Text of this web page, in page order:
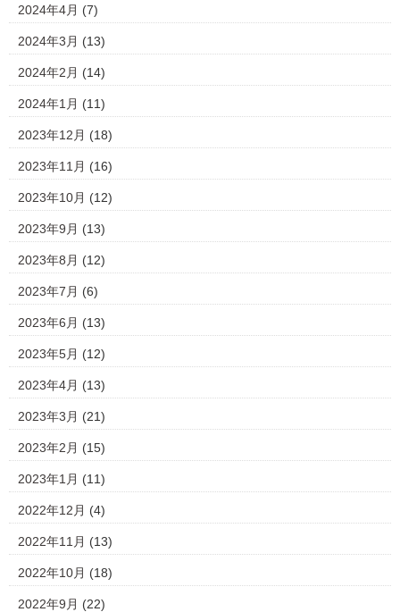
2024年4月 (7)
2024年3月 (13)
2024年2月 (14)
2024年1月 (11)
2023年12月 (18)
2023年11月 (16)
2023年10月 (12)
2023年9月 (13)
2023年8月 (12)
2023年7月 (6)
2023年6月 (13)
2023年5月 (12)
2023年4月 (13)
2023年3月 (21)
2023年2月 (15)
2023年1月 (11)
2022年12月 (4)
2022年11月 (13)
2022年10月 (18)
2022年9月 (22)